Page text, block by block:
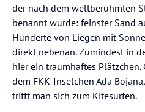
der nach dem weltberühmten
benannt wurde: feinster Sand
Hunderte von Liegen mit
direkt nebenan. Zumindest in
hier ein traumhaftes Plätzchen.
dem FKK-Inselchen Ada
trifft man sich zum Kitesurfen.